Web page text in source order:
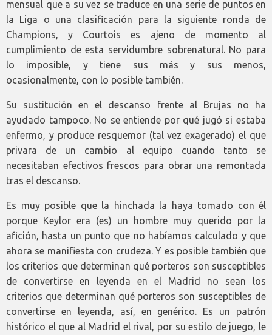
mensual que a su vez se traduce en una serie de puntos en
la Liga o una clasificación para la siguiente ronda de
Champions, y Courtois es ajeno de momento al
cumplimiento de esta servidumbre sobrenatural. No para
lo imposible, y tiene sus más y sus menos,
ocasionalmente, con lo posible también.
Su sustitución en el descanso frente al Brujas no ha
ayudado tampoco. No se entiende por qué jugó si estaba
enfermo, y produce resquemor (tal vez exagerado) el que
privara de un cambio al equipo cuando tanto se
necesitaban efectivos frescos para obrar una remontada
tras el descanso.
Es muy posible que la hinchada la haya tomado con él
porque Keylor era (es) un hombre muy querido por la
afición, hasta un punto que no habíamos calculado y que
ahora se manifiesta con crudeza. Y es posible también que
los criterios que determinan qué porteros son susceptibles
de convertirse en leyenda en el Madrid no sean los
criterios que determinan qué porteros son susceptibles de
convertirse en leyenda, así, en genérico. Es un patrón
histórico el que al Madrid el rival, por su estilo de juego, le